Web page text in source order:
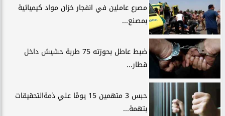
مصرع عاملين في انفجار خزان مواد كيميائية
بمصنع...
ضبط عاطل بحوزته 75 طربة حشيش داخل
قطار...
حبس 3 متهمين 15 يومًا علي ذمةالتحقيقات
بتهمة...